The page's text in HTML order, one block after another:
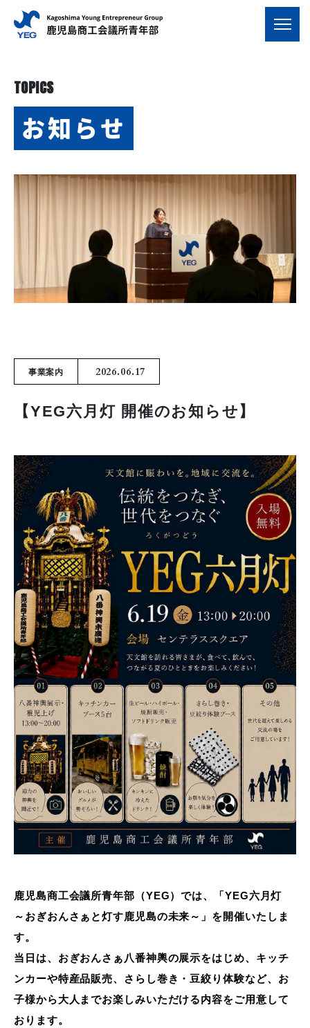
TOPICS
お知らせ
事業案内 2026.06.17
【YEG六月灯 開催のお知らせ】
鹿児島商工会議所青年部（YEG）では、「YEG六月灯
～おぎおんさぁと灯す鹿児島の未来～」を開催いたしま
す。
当日は、おぎおんさぁ八番神輿の展示をはじめ、キッチ
ンカーや特産品販売、さらし巻き・豆絞り体験など、お
子様から大人までお楽しみいただける内容をご用意して
おります。